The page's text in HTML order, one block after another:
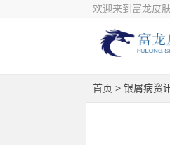
欢迎来到富龙皮
首页 > 银屑病资